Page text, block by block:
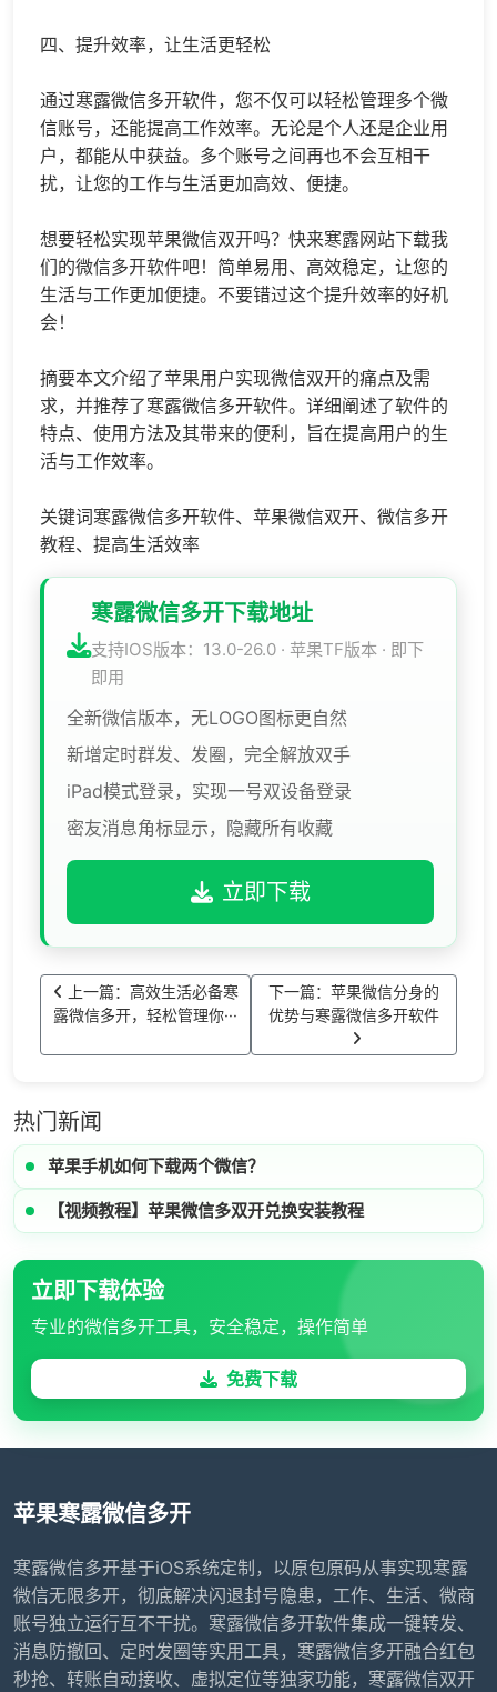
四、提升效率，让生活更轻松
通过寒露微信多开软件，您不仅可以轻松管理多个微
信账号，还能提高工作效率。无论是个人还是企业用
户，都能从中获益。多个账号之间再也不会互相干
扰，让您的工作与生活更加高效、便捷。
想要轻松实现苹果微信双开吗？快来寒露网站下载我
们的微信多开软件吧！简单易用、高效稳定，让您的
生活与工作更加便捷。不要错过这个提升效率的好机
会！
摘要本文介绍了苹果用户实现微信双开的痛点及需
求，并推荐了寒露微信多开软件。详细阐述了软件的
特点、使用方法及其带来的便利，旨在提高用户的生
活与工作效率。
关键词寒露微信多开软件、苹果微信双开、微信多开
教程、提高生活效率
寒露微信多开下载地址
支持IOS版本：13.0-26.0 · 苹果TF版本 · 即下
即用
全新微信版本，无LOGO图标更自然
新增定时群发、发圈，完全解放双手
iPad模式登录，实现一号双设备登录
密友消息角标显示，隐藏所有收藏
立即下载
上一篇：高效生活必备寒
露微信多开，轻松管理你···
下一篇：苹果微信分身的
优势与寒露微信多开软件
热门新闻
苹果手机如何下载两个微信？
【视频教程】苹果微信多双开兑换安装教程
立即下载体验
专业的微信多开工具，安全稳定，操作简单
免费下载
苹果寒露微信多开
寒露微信多开基于iOS系统定制，以原包原码从事实现寒露
微信无限多开，彻底解决闪退封号隐患，工作、生活、微商
账号独立运行互不干扰。寒露微信多开软件集成一键转发、
消息防撤回、定时发圈等实用工具，寒露微信多开融合红包
秒抢、转账自动接收、虚拟定位等独家功能，寒露微信双开